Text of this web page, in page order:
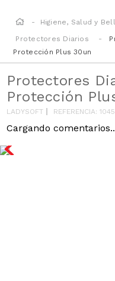
Higiene, Salud y
Protectores Diarios
Protección Plus 30un
Protectores
Protección
LADYSOFT REFERENCIA:
Cargando